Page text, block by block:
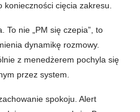
cięcia zakresu.
To nie „PM się czepia”, to
dynamikę rozmowy.
z menedżerem pochyla się
przez system.
spokoju. Alert